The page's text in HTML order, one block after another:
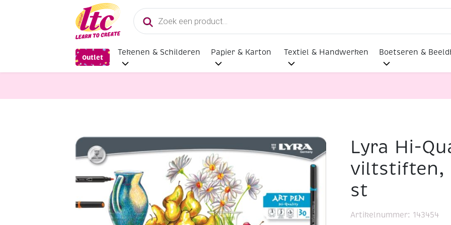
Producten
zoeken
Outlet
Tekenen & Schilderen Papier & Karton Textiel & Handwerken Boetseren &
Tekenmaterialen Lyra Hi-Quality Art Pen viltstiften, assortiment 30 stLyra Hi-
viltstiften,
st
Artikelnummer: 143454